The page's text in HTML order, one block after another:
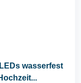
wasserfest